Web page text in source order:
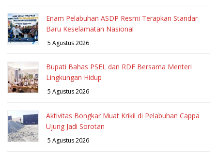
Enam Pelabuhan ASDP Resmi Terapkan Standar
Baru Keselamatan Nasional
5 Agustus 2026
Bupati Bahas PSEL dan RDF Bersama Menteri
Lingkungan Hidup
5 Agustus 2026
Aktivitas Bongkar Muat Krikil di Pelabuhan Cappa
Ujung Jadi Sorotan
5 Agustus 2026